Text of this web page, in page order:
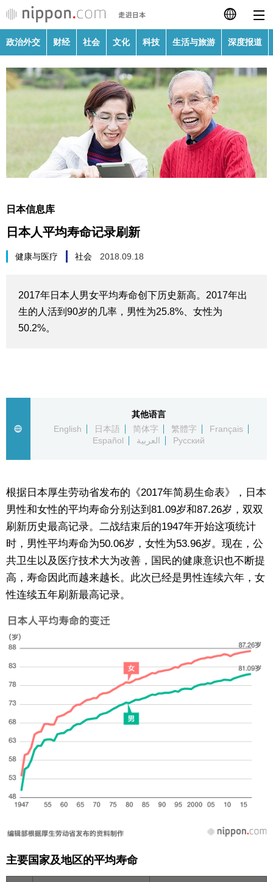
日本語
English
繁體字
Français
Español
政治外交
财经
科技
生活与旅游
深度报道
话题
日本一瞥
人物访谈
东京
编辑部通知
政治外交 财经 社会 文化 科技 生活与旅游 深度报道
日本信息库
日本人平均寿命记录刷新
健康与医疗 社会 2018.09.18
2017年日本人男女平均寿命创下历史新高。2017年出
生的人活到90岁的几率，男性为25.8%、女性为
50.2%。
其他语言
English
日本語 简体字 繁體字
Français
Español
العربية Русский
根据日本厚生劳动省发布的《2017年简易生命表》，日本
男性和女性的平均寿命分别达到81.09岁和87.26岁，双双
刷新历史最高记录。二战结束后的1947年开始这项统计
时，男性平均寿命为50.06岁，女性为53.96岁。现在，公
共卫生以及医疗技术大为改善，国民的健康意识也不断提
高，寿命因此而越来越长。此次已经是男性连续六年，女
性连续五年刷新最高记录。
主要国家及地区的平均寿命